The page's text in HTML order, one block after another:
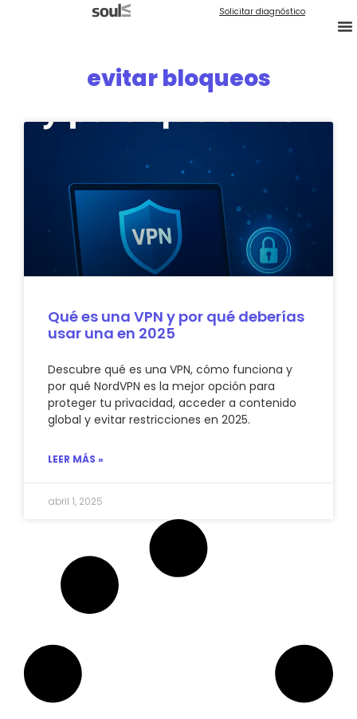
Solicitar diagnóstico
evitar bloqueos
Qué es una VPN y por qué deberías
usar una en 2025
Descubre qué es una VPN, cómo funciona y
por qué NordVPN es la mejor opción para
proteger tu privacidad, acceder a contenido
global y evitar restricciones en 2025.
LEER MÁS »
abril 1, 2025